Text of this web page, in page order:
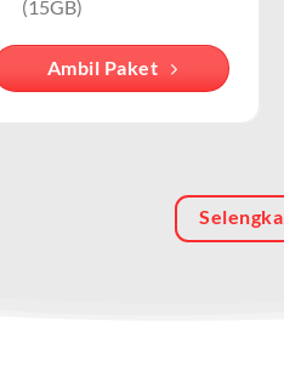
dalam banyak
secara terpisah.
(15GB)
Ambil Paket